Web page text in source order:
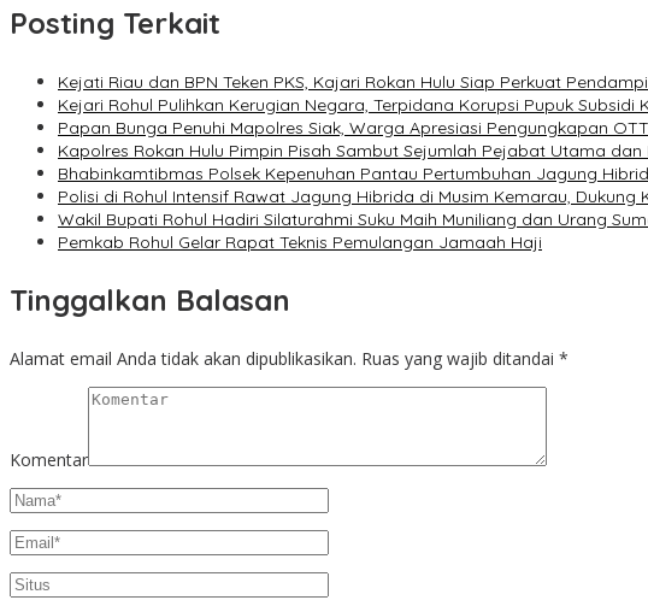
Posting Terkait
Kejati Riau dan BPN Teken PKS, Kajari Rokan Hulu Siap Perkuat
Kejari Rohul Pulihkan Kerugian Negara, Terpidana Korupsi Pupuk Subsidi
Papan Bunga Penuhi Mapolres Siak, Warga Apresiasi Pengungkapan
Kapolres Rokan Hulu Pimpin Pisah Sambut Sejumlah Pejabat Utama
Bhabinkamtibmas Polsek Kepenuhan Pantau Pertumbuhan Jagung
Polisi di Rohul Intensif Rawat Jagung Hibrida di Musim Kemarau, Dukung
Wakil Bupati Rohul Hadiri Silaturahmi Suku Maih Muniliang dan Urang
Pemkab Rohul Gelar Rapat Teknis Pemulangan Jamaah Haji
Tinggalkan Balasan
Alamat email Anda tidak akan dipublikasikan. Ruas yang wajib ditandai *
Komentar